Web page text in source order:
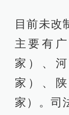
目前未改
主要有
家）、
家）、
家）。司